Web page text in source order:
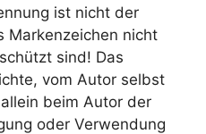
ist nicht der
Markenzeichen nicht
sind! Das
vom Autor selbst
beim Autor der
oder Verwendung